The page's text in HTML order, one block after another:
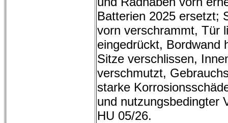
Batterien 2025 ersetzt;
vorn verschrammt, Tür
eingedrückt, Bordwand
Sitze verschlissen,
verschmutzt,
starke
und nutzungsbedingter
HU 05/26.